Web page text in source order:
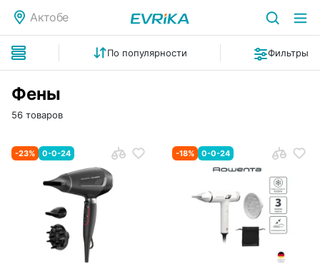
Актобе
По популярности Фильтры
Фены
56 товаров
-23% 0-0-24 -18% 0-0-24